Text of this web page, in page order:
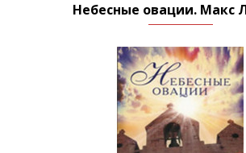
Небесные овации. Макс